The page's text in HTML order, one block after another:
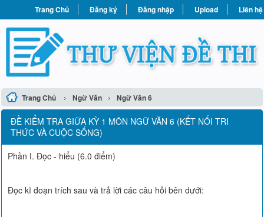
Trang Chủ Đăng ký Đăng nhập Upload Liên hệ
Trang Chủ › Ngữ Văn › Ngữ Văn 6
ĐỀ KIỂM TRA GIỮA KỲ 1 MÔN NGỮ VĂN 6 (KẾT NỐI TRI
THỨC VÀ CUỘC SỐNG)
Phần I. Đọc - hiểu (6.0 điểm)
Đọc kĩ đoạn trích sau và trả lời các câu hỏi bên dưới: